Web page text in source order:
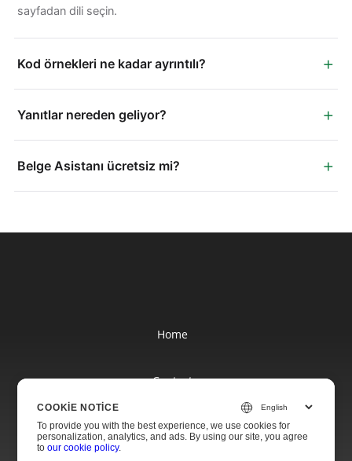
sayfadan dili seçin.
Kod örnekleri ne kadar ayrıntılı? +
Yanıtlar nereden geliyor? +
Belge Asistanı ücretsiz mi? +
Home
Contact
Websites
COOKIE NOTICE
To provide you with the best experience, we use cookies for
personalization, analytics, and ads. By using our site, you agree
toour cookie policy.